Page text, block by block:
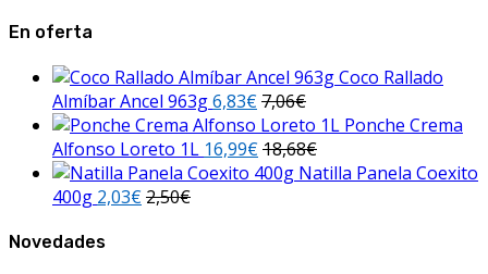
En oferta
Coco Rallado
Almíbar Ancel 963g6,83€7,06€
Ponche Crema
Alfonso Loreto 1L 16,99€18,68€
Natilla Panela Coexito
400g 2,03€2,50€
Novedades